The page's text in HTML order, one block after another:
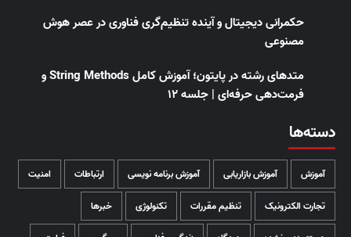
حکمرانی دیجیتال و آینده تنظیم‌گری فناوری در عصر هوش
مصنوعی
متدهای رشته در پایتون؛ آموزش کامل String Methods و
فرمت‌دهی حرفه‌ای | جلسه ۱۲
دسته‌ها
آموزش آموزش بازاریابی آموزش برنامه نویسی ارتباطات امنیت
تجارت الکترونیک تنظیم مقررات تکنولوژی خبرها